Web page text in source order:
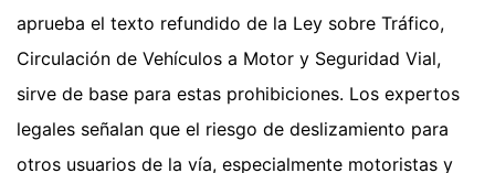
aprueba el texto refundido de la Ley sobre Tráfico,
Circulación de Vehículos a Motor y Seguridad Vial,
sirve de base para estas prohibiciones. Los expertos
legales señalan que el riesgo de deslizamiento para
otros usuarios de la vía, especialmente motoristas y